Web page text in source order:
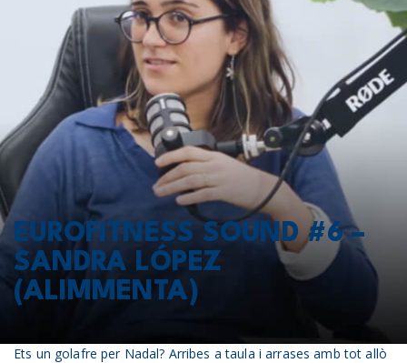
EUROFITNESS SOUND #6 –
SANDRA LÓPEZ
(ALIMMENTA)
Ets un golafre per Nadal? Arribes a taula i arrases amb tot allò